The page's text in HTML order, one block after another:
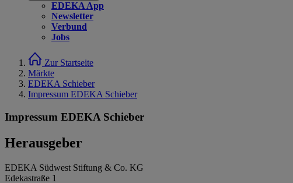
EDEKA App
Newsletter
Verbund
Jobs
Zur Startseite
Märkte
EDEKA Schieber
Impressum EDEKA Schieber
Impressum EDEKA Schieber
Herausgeber
EDEKA Südwest Stiftung & Co. KG
Edekastraße 1